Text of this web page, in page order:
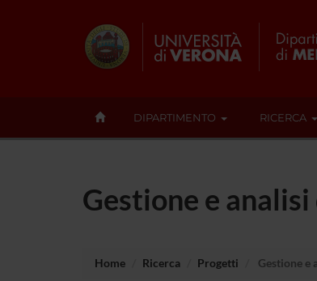
DIPARTIMENTO RICERCA
Gestione e
Home Ricerca Progetti Gestione e